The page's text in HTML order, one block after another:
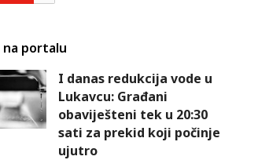
na portalu
I danas redukcija vode u
Lukavcu: Građani
obaviješteni tek u 20:30
sati za prekid koji počinje
ujutro